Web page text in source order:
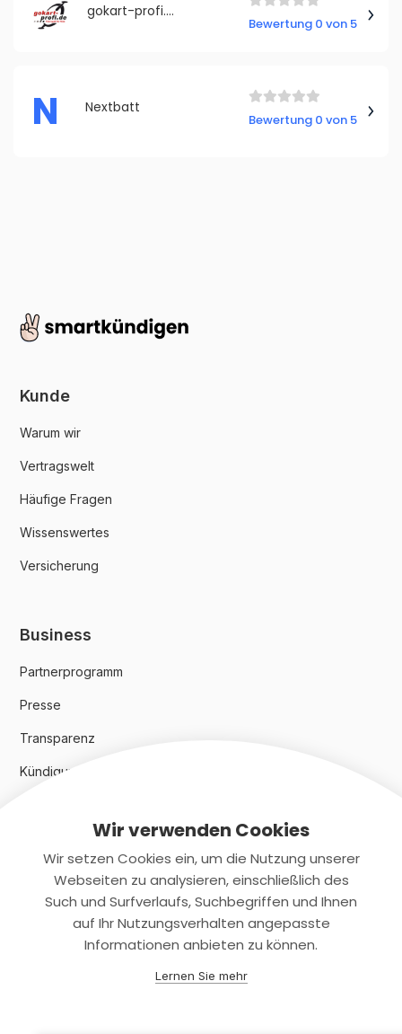
gokart-profi.de
Bewertung 0 von 5
N Nextbatt
Bewertung 0 von 5
Kunde
Warum wir
Vertragswelt
Häufige Fragen
Wissenswertes
Versicherung
Business
Partnerprogramm
Presse
Transparenz
Kündigungsindex 2024
Rechtliches
Datenschutz
Wir verwenden Cookies
Wir setzen Cookies ein, um die Nutzung unserer
Webseiten zu analysieren, einschließlich des
Such und Surfverlaufs, Suchbegriffen und Ihnen
auf Ihr Nutzungsverhalten angepasste
Informationen anbieten zu können.
Lernen Sie mehr